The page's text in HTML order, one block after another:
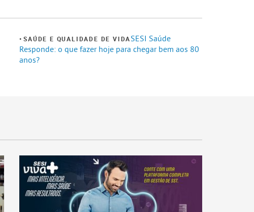
SAÚDE E QUALIDADE DE VIDASESI Saúde
Responde: o que fazer hoje para chegar bem aos 80
anos?